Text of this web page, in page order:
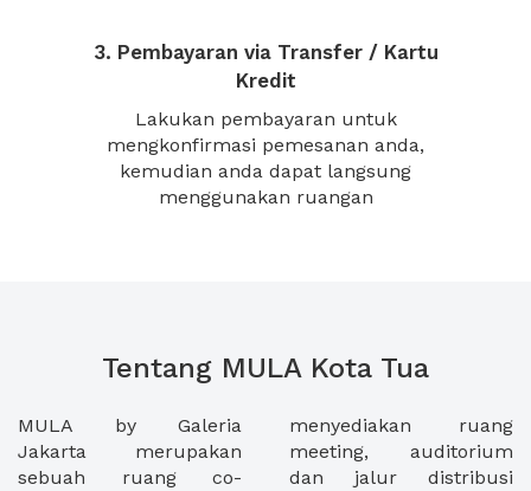
3. Pembayaran via Transfer / Kartu
Kredit
Lakukan pembayaran untuk
mengkonfirmasi pemesanan anda,
kemudian anda dapat langsung
menggunakan ruangan
Tentang MULA Kota Tua
MULA by Galeria
Jakarta merupakan
sebuah ruang co-
menyediakan ruang
meeting, auditorium
dan jalur distribusi